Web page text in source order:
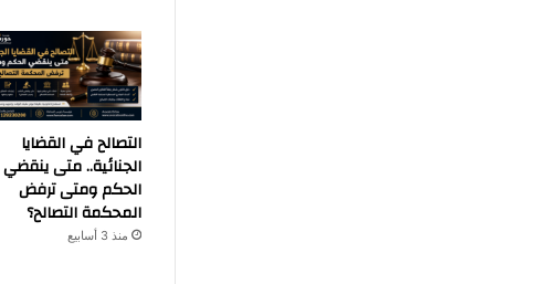
التصالح في القضايا
الجنائية.. متى ينقضي
الحكم ومتى ترفض
المحكمة التصالح؟
منذ 3 أسابيع